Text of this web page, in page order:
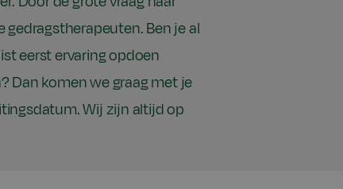
Ben je al
eerst ervaring opdoen
Dan komen we graag met je
Wij zijn altijd op